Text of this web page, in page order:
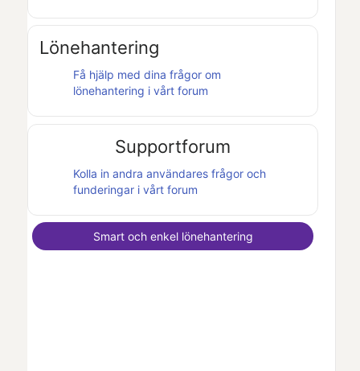
Lönehantering
Få hjälp med dina frågor om
lönehantering i vårt forum
Supportforum
Kolla in andra användares frågor och
funderingar i vårt forum
Smart och enkel lönehantering